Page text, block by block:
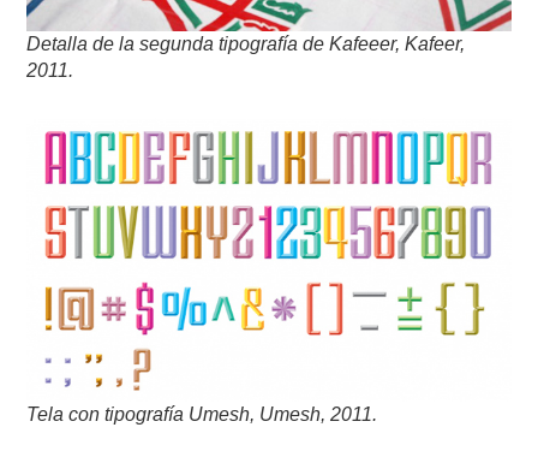
Detalla de la segunda tipografía de Kafeeer, Kafeer,
2011.
Tela con tipografía Umesh, Umesh, 2011.